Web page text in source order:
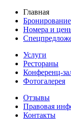
Главная
Бронирование
Номера и
Услуги
Рестораны
Конференц-
Фотогалерея
Отзывы
Правовая
Контакты